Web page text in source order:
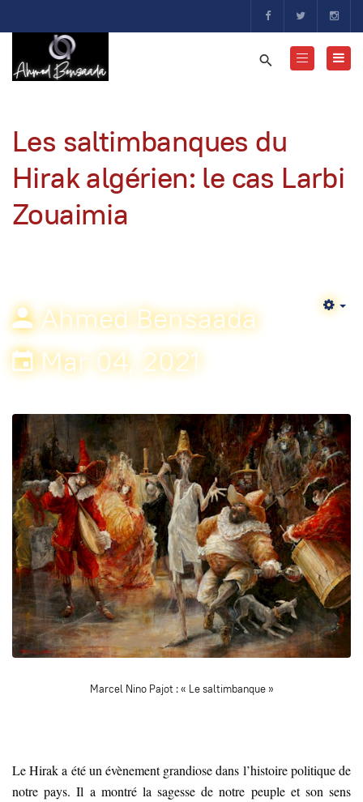
Les saltimbanques du
Hirak algérien: le cas Larbi
Zouaimia
Ahmed Bensaada
Mar 04, 2021
Marcel Nino Pajot : « Le saltimbanque »
Le Hirak a été un évènement grandiose dans l’histoire politique de
notre pays. Il a montré la sagesse de notre peuple et son sens